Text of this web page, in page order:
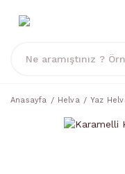
Anasayfa Helva Yaz